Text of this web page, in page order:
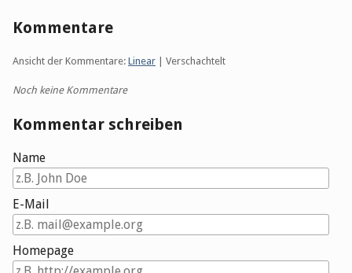
Kommentare
Ansicht der Kommentare: Linear | Verschachtelt
Noch keine Kommentare
Kommentar schreiben
Name
E-Mail
Homepage